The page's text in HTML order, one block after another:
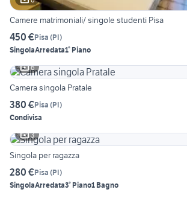
Camere matrimoniali/ singole studenti Pisa
450 €Pisa (PI)
SingolaArredata1° Piano
6
Camera singola Pratale
380 €Pisa (PI)
Condivisa
3
Singola per ragazza
280 €Pisa (PI)
SingolaArredata3° Piano1 Bagno